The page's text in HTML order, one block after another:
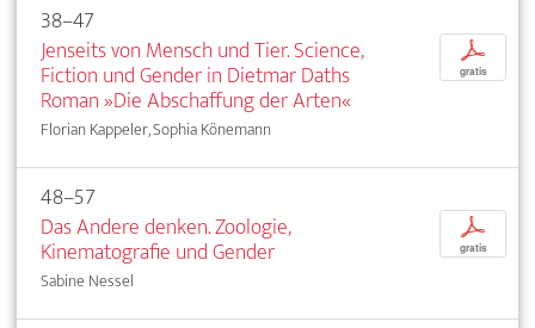
38–47
Jenseits von Mensch und Tier. Science,
Fiction und Gender in Dietmar Daths
Roman »Die Abschaffung der Arten«
Florian Kappeler, Sophia Könemann
p
gratis
48–57
Das Andere denken. Zoologie,
Kinematografie und Gender
Sabine Nessel
p
gratis